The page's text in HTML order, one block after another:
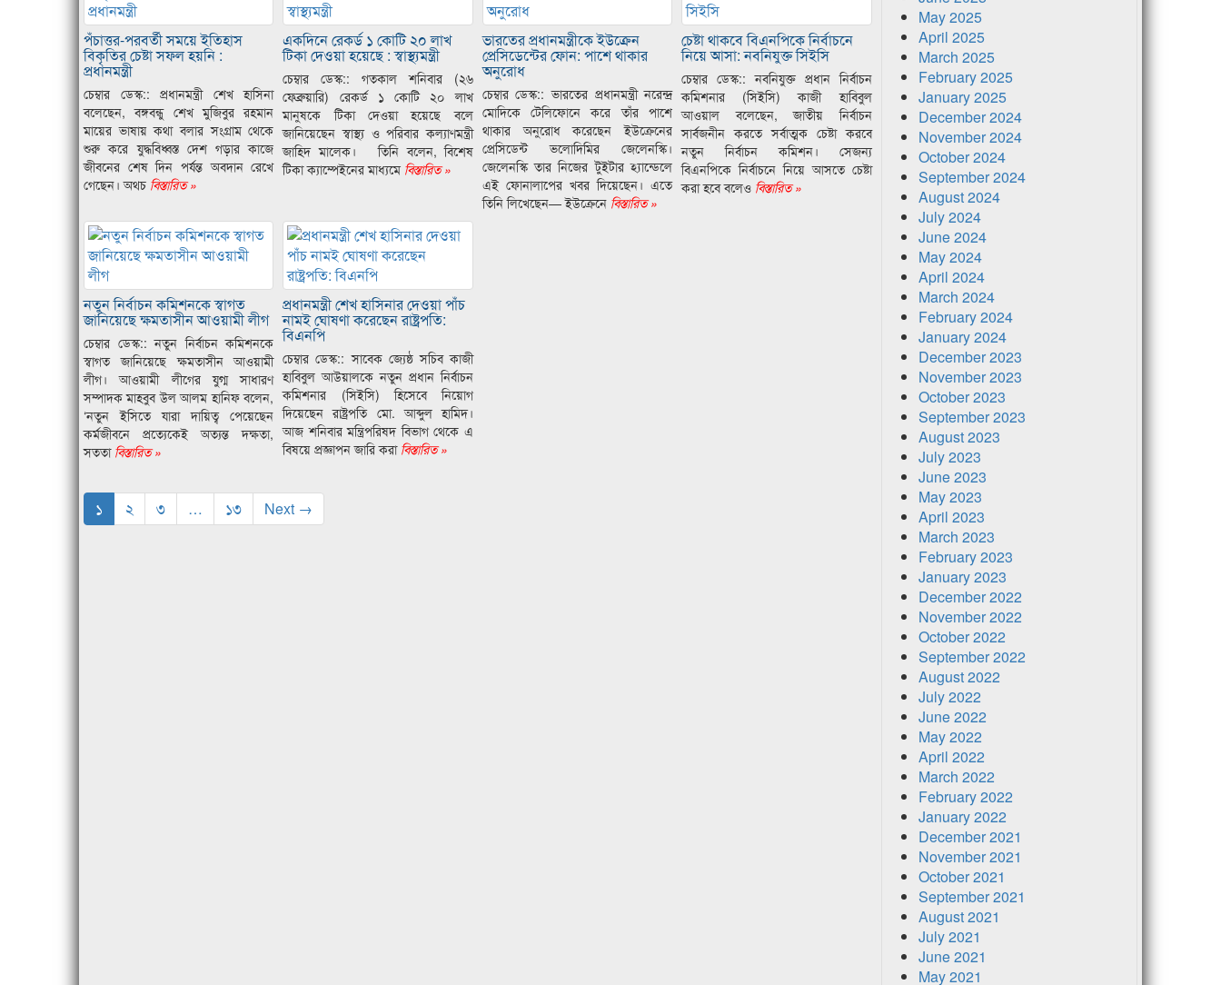
পঁচাত্তর-পরবর্তী সময়ে ইতিহাস
বিকৃতির চেষ্টা সফল হয়নি :
প্রধানমন্ত্রী
চেম্বার ডেস্ক:: প্রধানমন্ত্রী শেখ হাসিনা
বলেছেন, বঙ্গবন্ধু শেখ মুজিবুর রহমান
মায়ের ভাষায় কথা বলার সংগ্রাম থেকে
শুরু করে যুদ্ধবিধ্বস্ত দেশ গড়ার কাজে
জীবনের শেষ দিন পর্যন্ত অবদান রেখে
গেছেন। অথচ বিস্তারিত »
একদিনে রেকর্ড ১ কোটি ২০ লাখ
টিকা দেওয়া হয়েছে : স্বাস্থ্যমন্ত্রী
চেম্বার ডেস্ক:: গতকাল শনিবার (২৬
ফেব্রুয়ারি) রেকর্ড ১ কোটি ২০ লাখ
মানুষকে টিকা দেওয়া হয়েছে বলে
জানিয়েছেন স্বাস্থ্য ও পরিবার কল্যাণমন্ত্রী
জাহিদ মালেক। তিনি বলেন, বিশেষ
টিকা ক্যাম্পেইনের মাধ্যমে বিস্তারিত »
ভারতের প্রধানমন্ত্রীকে ইউক্রেন
প্রেসিডেন্টের ফোন: পাশে থাকার
অনুরোধ
চেম্বার ডেস্ক:: ভারতের প্রধানমন্ত্রী নরেন্দ্র
মোদিকে টেলিফোনে করে তাঁর পাশে
থাকার অনুরোধ করেছেন ইউক্রেনের
প্রেসিডেন্ট ভলোদিমির জেলেনস্কি।
জেলেনস্কি তার নিজের টুইটার হ্যান্ডেলে
এই ফোনালাপের খবর দিয়েছেন। এতে
তিনি লিখেছেন— ইউক্রেনেবিস্তারিত »
চেষ্টা থাকবে বিএনপিকে নির্বাচনে
নিয়ে আসা: নবনিযুক্ত সিইসি
চেম্বার ডেস্ক:: নবনিযুক্ত প্রধান নির্বাচন
কমিশনার (সিইসি) কাজী হাবিবুল
আওয়াল বলেছেন, জাতীয় নির্বাচন
সার্বজনীন করতে সর্বাত্মক চেষ্টা করবে
নতুন নির্বাচন কমিশন। সেজন্য
বিএনপিকে নির্বাচনে নিয়ে আসতে চেষ্টা
করা হবে বলেও বিস্তারিত »
নতুন নির্বাচন কমিশনকে স্বাগত
জানিয়েছে ক্ষমতাসীন আওয়ামী লীগ
চেম্বার ডেস্ক:: নতুন নির্বাচন কমিশনকে
স্বাগত জানিয়েছে ক্ষমতাসীন আওয়ামী
লীগ। আওয়ামী লীগের যুগ্ম সাধারণ
সম্পাদক মাহবুব উল আলম হানিফ বলেন,
‘নতুন ইসিতে যারা দায়িত্ব পেয়েছেন
কর্মজীবনে প্রত্যেকেই অত্যন্ত দক্ষতা,
সততাবিস্তারিত »
প্রধানমন্ত্রী শেখ হাসিনার দেওয়া পাঁচ
নামই ঘোষণা করেছেন রাষ্ট্রপতি:
বিএনপি
চেম্বার ডেস্ক:: সাবেক জ্যেষ্ঠ সচিব কাজী
হাবিবুল আউয়ালকে নতুন প্রধান নির্বাচন
কমিশনার (সিইসি) হিসেবে নিয়োগ
দিয়েছেন রাষ্ট্রপতি মো. আব্দুল হামিদ।
আজ শনিবার মন্ত্রিপরিষদ বিভাগ থেকে এ
বিষয়ে প্রজ্ঞাপন জারি করাবিস্তারিত »
১ ২ ৩ … ১৩ Next →
May 2025
April 2025
March 2025
February 2025
January 2025
December 2024
November 2024
October 2024
September 2024
August 2024
July 2024
June 2024
May 2024
April 2024
March 2024
February 2024
January 2024
December 2023
November 2023
October 2023
September 2023
August 2023
July 2023
June 2023
May 2023
April 2023
March 2023
February 2023
January 2023
December 2022
November 2022
October 2022
September 2022
August 2022
July 2022
June 2022
May 2022
April 2022
March 2022
February 2022
January 2022
December 2021
November 2021
October 2021
September 2021
August 2021
July 2021
June 2021
May 2021